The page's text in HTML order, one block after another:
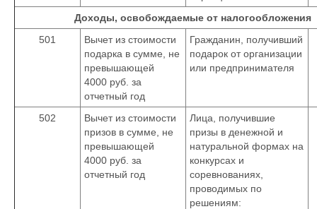
Доходы, освобождаемые от налогообложения
501
Вычет из стоимости
подарка в сумме, не
превышающей
4000 руб. за
отчетный год
Гражданин, получивший
подарок от организации
или предпринимателя
502
Вычет из стоимости
призов в сумме, не
превышающей
4000 руб. за
отчетный год
Лица, получившие
призы в денежной и
натуральной формах на
конкурсах и
соревнованиях,
проводимых по
решениям: